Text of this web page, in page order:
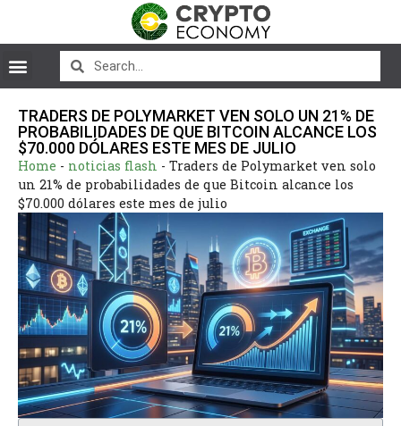
TRADERS DE POLYMARKET VEN SOLO UN 21% DE
PROBABILIDADES DE QUE BITCOIN ALCANCE LOS
$70.000 DÓLARES ESTE MES DE JULIO
Home - noticias flash - Traders de Polymarket ven solo
un 21% de probabilidades de que Bitcoin alcance los
$70.000 dólares este mes de julio